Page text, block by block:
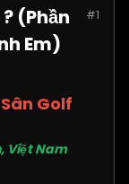
#1
(Phần
Em)
Golf
Việt Nam